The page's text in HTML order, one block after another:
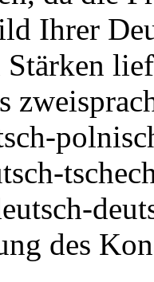
Ihrer
Stärken
des